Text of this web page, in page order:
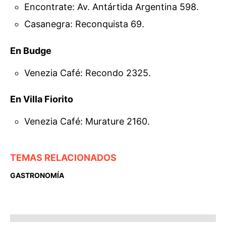
Encontrate: Av. Antártida Argentina 598.
Casanegra: Reconquista 69.
En Budge
Venezia Café: Recondo 2325.
En Villa Fiorito
Venezia Café: Murature 2160.
TEMAS RELACIONADOS
GASTRONOMÍA